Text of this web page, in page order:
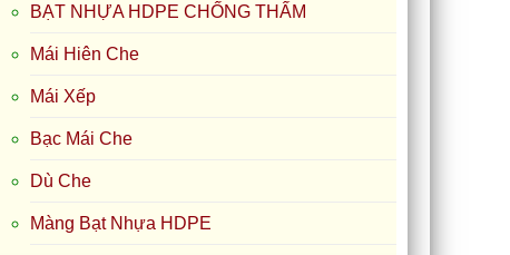
BẠT NHỰA HDPE CHỐNG THẤM
Mái Hiên Che
Mái Xếp
Bạc Mái Che
Dù Che
Màng Bạt Nhựa HDPE